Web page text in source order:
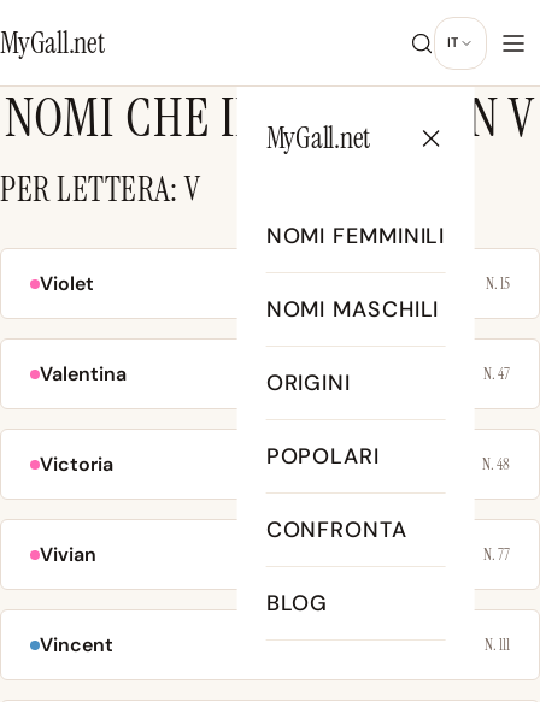
MyGall.net IT
MyGall.net
NOMI FEMMINILI
NOMI MASCHILI
ORIGINI
POPOLARI
CONFRONTA
BLOG
NOMI CHE INIZIANO CON V
PER LETTERA: V
Violet N. 15
Valentina N. 47
Victoria N. 48
Vivian N. 77
Vincent N. 111